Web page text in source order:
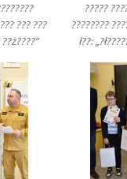
??? ???
??ż????”
?????
????????
ł??: